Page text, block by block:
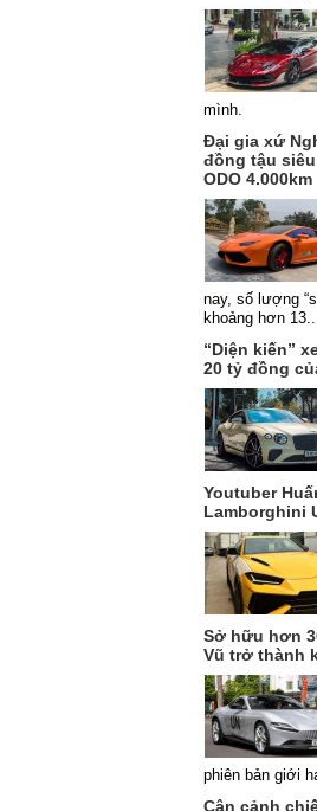
mình.
Đại gia xứ
đồng tậu
ODO 4.000km
nay, số lượng
khoảng hơn
“Diện kiến”
20 tỷ đồng
Youtuber
Lamborghini
Sở hữu hơn
Vũ trở thành
phiên bản giới
Cận cảnh